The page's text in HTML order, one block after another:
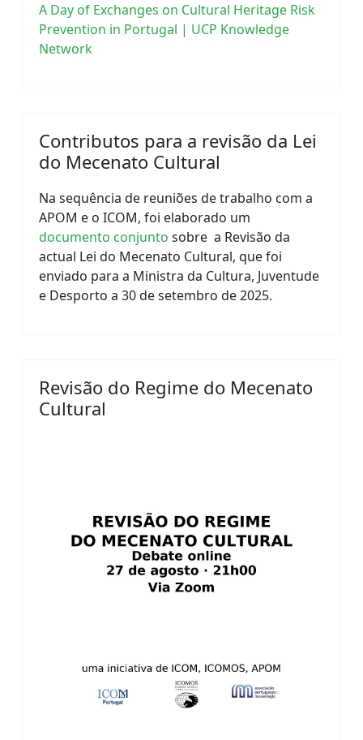
A Day of Exchanges on Cultural Heritage Risk
Prevention in Portugal | UCP Knowledge
Network
Contributos para a revisão da Lei
do Mecenato Cultural
Na sequência de reuniões de trabalho com a
APOM e o ICOM, foi elaborado um
documento conjunto sobre a Revisão da
actual Lei do Mecenato Cultural, que foi
enviado para a Ministra da Cultura, Juventude
e Desporto a 30 de setembro de 2025.
Revisão do Regime do Mecenato
Cultural